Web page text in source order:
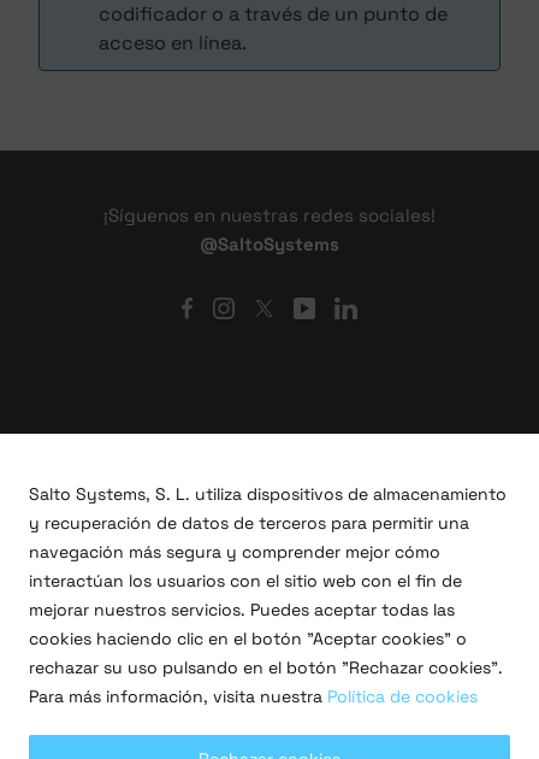
codificador o a través de un punto de
acceso en línea.
¡Síguenos en nuestras redes sociales!
@SaltoSystems
Proyectos I+D+i
Legal
Política de privacidad
Política de cookies
Salto Systems, S. L. utiliza dispositivos de almacenamiento
y recuperación de datos de terceros para permitir una
navegación más segura y comprender mejor cómo
interactúan los usuarios con el sitio web con el fin de
mejorar nuestros servicios. Puedes aceptar todas las
cookies haciendo clic en el botón "Aceptar cookies" o
rechazar su uso pulsando en el botón "Rechazar cookies".
Para más información, visita nuestra Política de cookies